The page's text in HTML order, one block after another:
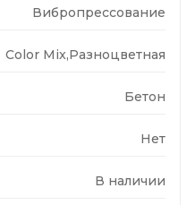
Вибропрессование
Color Mix,Разноцветная
Бетон
Нет
В наличии